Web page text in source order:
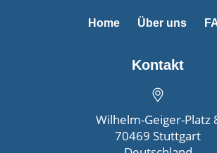
Home Über uns
Kontakt
Wilhelm-Geiger-Platz
70469 Stuttgart